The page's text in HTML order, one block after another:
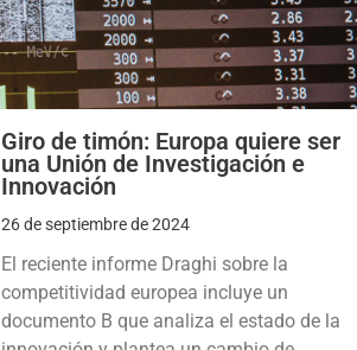
Giro de timón: Europa quiere ser
una Unión de Investigación e
Innovación
26 de septiembre de 2024
El reciente informe Draghi sobre la
competitividad europea incluye un
documento B que analiza el estado de la